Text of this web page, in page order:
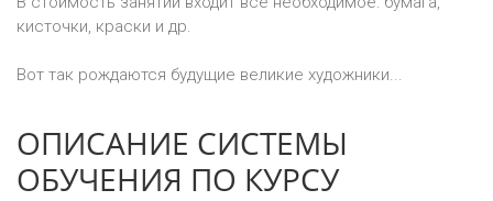
кисточки, краски и др.
Вот так рождаются будущие великие художники...
ОПИСАНИЕ СИСТЕМЫ
ОБУЧЕНИЯ ПО КУРСУ